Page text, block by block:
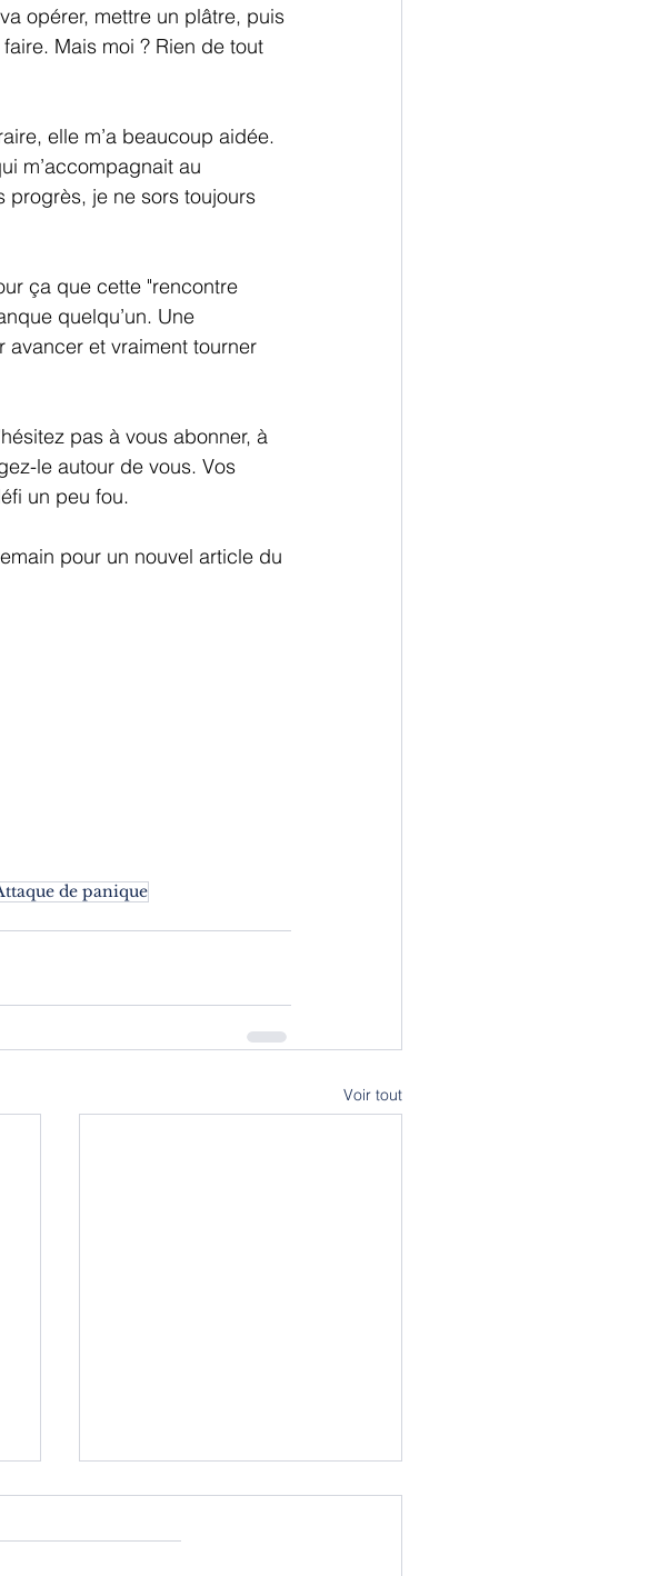
opérer, mettre un plâtre, puis
Mais moi ? Rien de tout
elle m’a beaucoup aidée.
m’accompagnait au
progrès, je ne sors toujours
ça que cette "rencontre
quelqu’un. Une
et vraiment tourner
pas à vous abonner, à
le autour de vous. Vos
un peu fou.
pour un nouvel article du
de panique
Voir tout